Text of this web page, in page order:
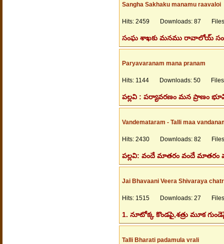
Sangha Sakhaku manamu raavaloi
Hits: 2459 Downloads: 87
సంఘ శాఖకు మనము రావాలోయ్
Paryavaranam mana pranam
Hits: 1144 Downloads: 50
పల్లవి : పర్యావరణం మన ప్రాణం
Vandemataram - Talli maa
Hits: 2430 Downloads: 82
పల్లవి: వందే మాతరం వందే మాతరం
Jai Bhavaani Veera Shivaraya
Hits: 1515 Downloads: 27
1. నూటోక్క కొండపై,శత్రు మూక
Talli Bharati padamula vrali